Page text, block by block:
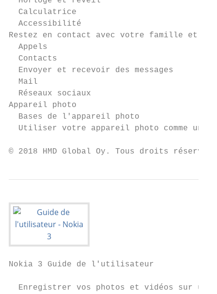
Calculatrice
Accessibilité
Restez en contact avec votre famille et
Appels
Contacts
Envoyer et recevoir des messages
Mail
Réseaux sociaux
Appareil photo
Bases de l'appareil photo
Utiliser votre appareil photo comme un
© 2018 HMD Global Oy. Tous droits
Nokia 3 Guide de l'utilisateur
Enregistrer vos photos et vidéos sur